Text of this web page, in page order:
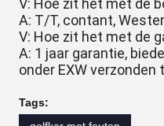
V: Hoe zit het met de
A: T/T, contant,
V: Hoe zit het met de
A: 1 jaar garantie,
onder EXW verzonden
Tags: